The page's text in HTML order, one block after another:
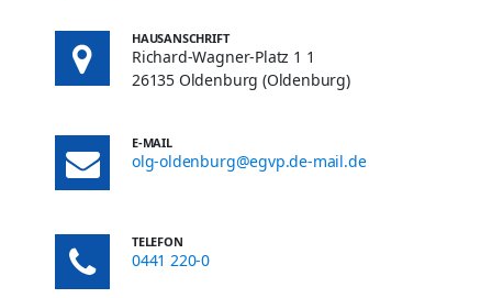
HAUSANSCHRIFT
Richard-Wagner-Platz 1 1
26135 Oldenburg (Oldenburg)
E-MAIL
olg-oldenburg@egvp.de-mail.de
TELEFON
0441 220-0